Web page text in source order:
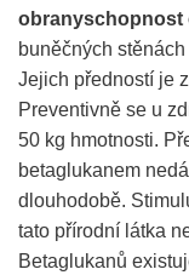
obranyschopnost
buněčných stěnách
Jejich předností je
Preventivně se u
50 kg hmotnosti.
betaglukanem
dlouhodobě.
tato přírodní látka
Betaglukanů